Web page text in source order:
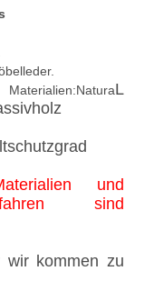
L
und
sind
wir kommen zu